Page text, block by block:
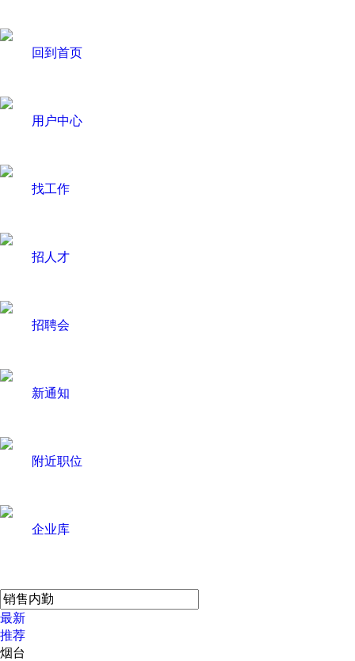
回到首页
用户中心
找工作
招人才
招聘会
新通知
附近职位
企业库
最新
推荐
烟台